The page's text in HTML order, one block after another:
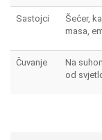
Sastojci
Šećer,
masa,
Čuvanje
Na
od